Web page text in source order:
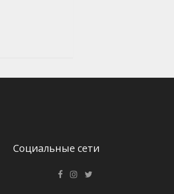
Социальные сети